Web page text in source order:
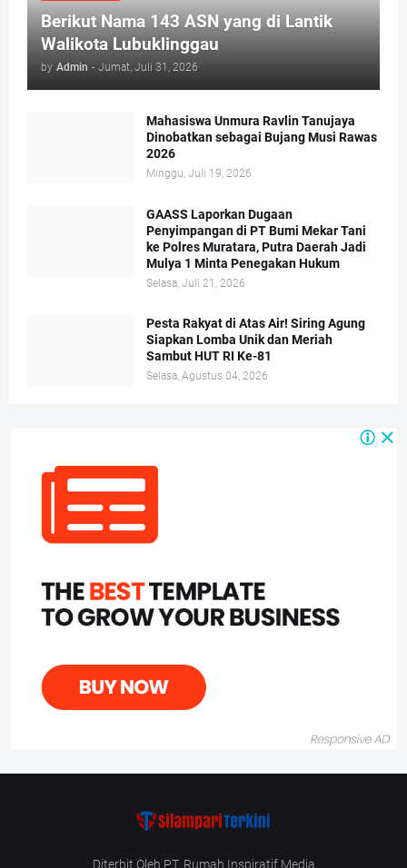
Berikut Nama 143 ASN yang di Lantik
Walikota Lubuklinggau
by Admin - Jumat, Juli 31, 2026
Mahasiswa Unmura Ravlin Tanujaya
Dinobatkan sebagai Bujang Musi Rawas
2026
Minggu, Juli 19, 2026
GAASS Laporkan Dugaan
Penyimpangan di PT Bumi Mekar Tani
ke Polres Muratara, Putra Daerah Jadi
Mulya 1 Minta Penegakan Hukum
Selasa, Juli 21, 2026
Pesta Rakyat di Atas Air! Siring Agung
Siapkan Lomba Unik dan Meriah
Sambut HUT RI Ke-81
Selasa, Agustus 04, 2026
Diterbit Oleh PT. Rumah Inspiratif Media